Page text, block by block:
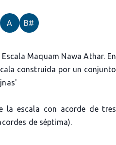
A B#
Maquam Nawa Athar. En
construida por un conjunto
la escala con acorde de tres
de séptima).